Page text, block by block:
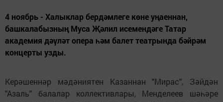
4 ноябрь - Халыклар бердәмлеге көне уңаеннан,
башкалабызның Муса Җәлил исемендәге Татар
академия дәүләт опера һәм балет театрында бәйрәм
концерты узды.
Керәшеннәр мәдәниятен Казаннан "Мирас", Зәйдән
"Азаль" балалар коллективлары, Менделеев шәһәре